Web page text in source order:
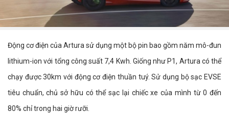
Động cơ điện của Artura sử dụng một bộ pin bao gồm năm mô-đun
lithium-ion với tổng công suất 7,4 Kwh. Giống như P1, Artura có thể
chạy được 30km với động cơ điện thuần tuý. Sử dụng bộ sạc EVSE
tiêu chuẩn, chủ sở hữu có thể sạc lại chiếc xe của mình từ 0 đến
80% chỉ trong hai giờ rưỡi.